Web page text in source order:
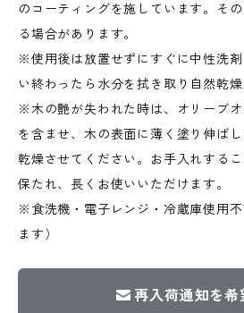
のコーティングを施しています。そ
る場合があります。
※使用後は放置せずにすぐに中性洗
い終わったら水分を拭き取り自然乾燥
※木の艶が失われた時は、オリーブ
を含ませ、木の表面に薄く塗り伸ば
乾燥させてください。お手入れする
保たれ、長くお使いいただけます。
※食洗機・電子レンジ・冷蔵庫使用
ます）
再入荷通知を希